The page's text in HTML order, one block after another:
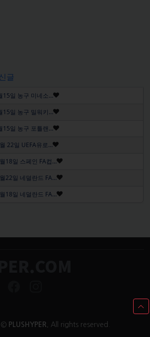
글
15일 농구 미네소… 인기글
15일 농구 밀워키… 인기글
15일 농구 포틀랜… 인기글
22일 UEFA유로… 인기글
18일 스페인 FA컵… 인기글
22일 네덜란드 FA… 인기글
18일 네덜란드 FA… 인기글
© PLUSHYPER. All rights reserved.